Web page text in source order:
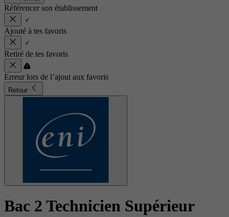
Référencer son établissement
Ajouté à tes favoris
Retiré de tes favoris
Erreur lors de l’ajout aux favoris
Retour
Bac 2 Technicien Supérieur